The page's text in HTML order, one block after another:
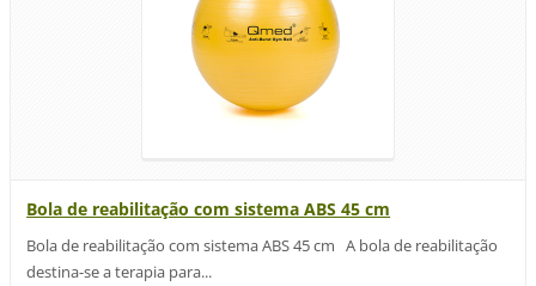
Bola de reabilitação com sistema ABS 45 cm
Bola de reabilitação com sistema ABS 45 cm A bola de reabilitação
destina-se a terapia para...